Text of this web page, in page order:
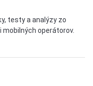
testy a analýzy zo
operátorov.